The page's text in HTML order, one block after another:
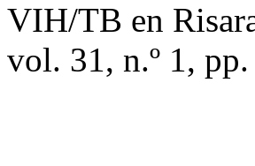
VIH/TB en
vol. 31, n.º 1,